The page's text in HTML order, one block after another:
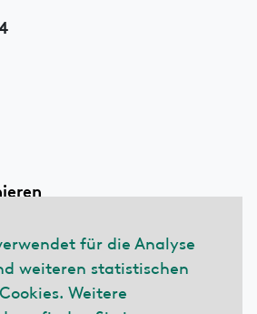
für die Analyse
weiteren statistischen
Weitere